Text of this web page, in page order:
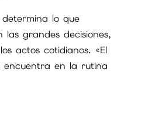
lo que
las grandes decisiones,
actos cotidianos. «El
encuentra en la rutina